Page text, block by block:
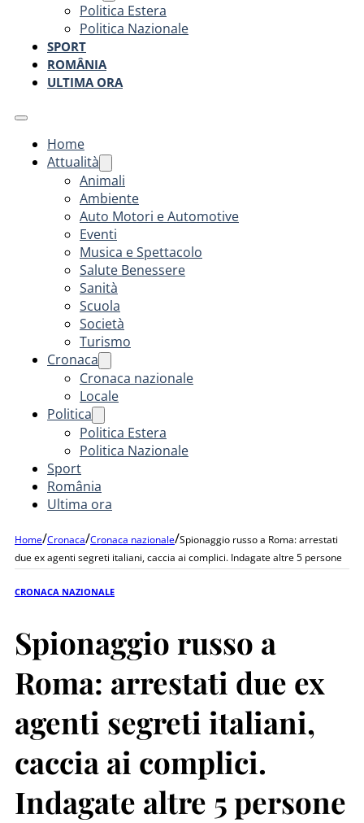
Politica Estera
Politica Nazionale
SPORT
ROMÂNIA
ULTIMA ORA
Home
Attualità
Animali
Ambiente
Auto Motori e Automotive
Eventi
Musica e Spettacolo
Salute Benessere
Sanità
Scuola
Società
Turismo
Cronaca
Cronaca nazionale
Locale
Politica
Politica Estera
Politica Nazionale
Sport
România
Ultima ora
Home/Cronaca/Cronaca nazionale/Spionaggio russo a Roma: arrestati
due ex agenti segreti italiani, caccia ai complici. Indagate altre 5 persone
CRONACA NAZIONALE
Spionaggio russo a
Roma: arrestati due ex
agenti segreti italiani,
caccia ai complici.
Indagate altre 5 persone